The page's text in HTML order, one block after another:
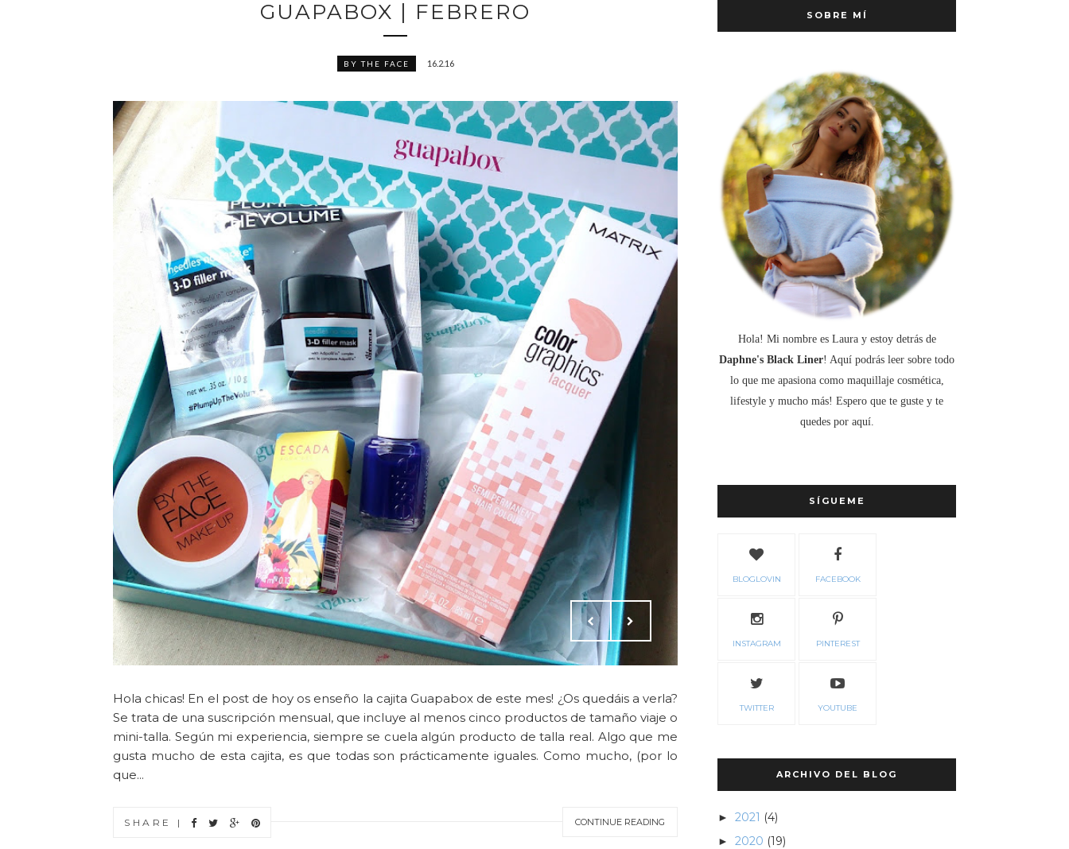
GUAPABOX | FEBRERO
BY THE FACE 16.2.16
Hola chicas! En el post de hoy os enseño la cajita Guapabox de este mes! ¿Os quedáis a verla?
Se trata de una suscripción mensual, que incluye al menos cinco productos de tamaño viaje o
mini-talla. Según mi experiencia, siempre se cuela algún producto de talla real. Algo que me
gusta mucho de esta cajita, es que todas son prácticamente iguales. Como mucho, (por lo
que...
CONTINUE READING
SHARE |
SOBRE MÍ
Hola! Mi nombre es Laura y estoy detrás de
Daphne's Black Liner! Aquí podrás leer sobre todo
lo que me apasiona como maquillaje cosmética,
lifestyle y mucho más! Espero que te guste y te
quedes por aquí.
SÍGUEME
BLOGLOVIN FACEBOOK
INSTAGRAM PINTEREST
TWITTER YOUTUBE
ARCHIVO DEL BLOG
► 2021 (4)
► 2020 (19)